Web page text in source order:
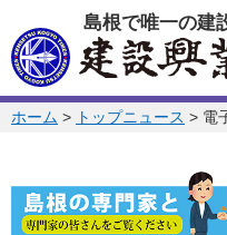
このページの本文へ
島根で唯一の建
このページの位置:
ホーム > トップニュース > 電